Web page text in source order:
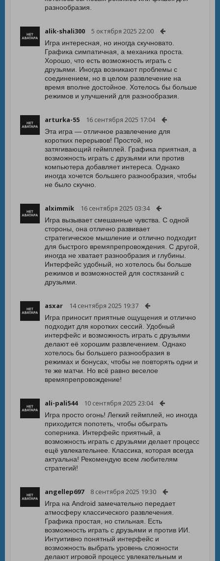
разнообразия.
alik-shali300 5 октября 2025 22:00
Игра интересная, но иногда скучновато.
Графика симпатичная, а механика проста.
Хорошо, что есть возможность играть с
друзьями. Иногда возникают проблемы с
соединением, но в целом развлечение на
время вполне достойное. Хотелось бы больше
режимов и улучшений для разнообразия.
arturka-55 16 сентября 2025 17:04
Эта игра — отличное развлечение для
коротких перерывов! Простой, но
затягивающий геймплей. Графика приятная, а
возможность играть с друзьями или против
компьютера добавляет интереса. Однако
иногда хочется большего разнообразия, чтобы
не было скучно.
alximmik 16 сентября 2025 03:34
Игра вызывает смешанные чувства. С одной
стороны, она отлично развивает
стратегическое мышление и отлично подходит
для быстрого времяпрепровождения. С другой,
иногда не хватает разнообразия и глубины.
Интерфейс удобный, но хотелось бы больше
режимов и возможностей для состязаний с
друзьями.
asxar 14 сентября 2025 19:37
Игра приносит приятные ощущения и отлично
подходит для коротких сессий. Удобный
интерфейс и возможность играть с друзьями
делают её хорошим развлечением. Однако
хотелось бы большего разнообразия в
режимах и бонусах, чтобы не повторять одни и
те же матчи. Но всё равно веселое
времяпрепровождение!
ali-pali544 10 сентября 2025 23:04
Игра просто огонь! Легкий геймплей, но иногда
приходится попотеть, чтобы обыграть
соперника. Интерфейс приятный, а
возможность играть с друзьями делает процесс
ещё увлекательнее. Классика, которая всегда
актуальна! Рекомендую всем любителям
стратегий!
angellep697 8 сентября 2025 19:30
Игра на Android замечательно передает
атмосферу классического развлечения.
Графика простая, но стильная. Есть
возможность играть с друзьями и против ИИ.
Интуитивно понятный интерфейс и
возможность выбрать уровень сложности
делают игровой процесс увлекательным и